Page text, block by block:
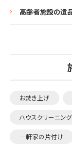
高齢者施設の遺
お焚き上げ
ハウスクリーニング
一軒家の片付け